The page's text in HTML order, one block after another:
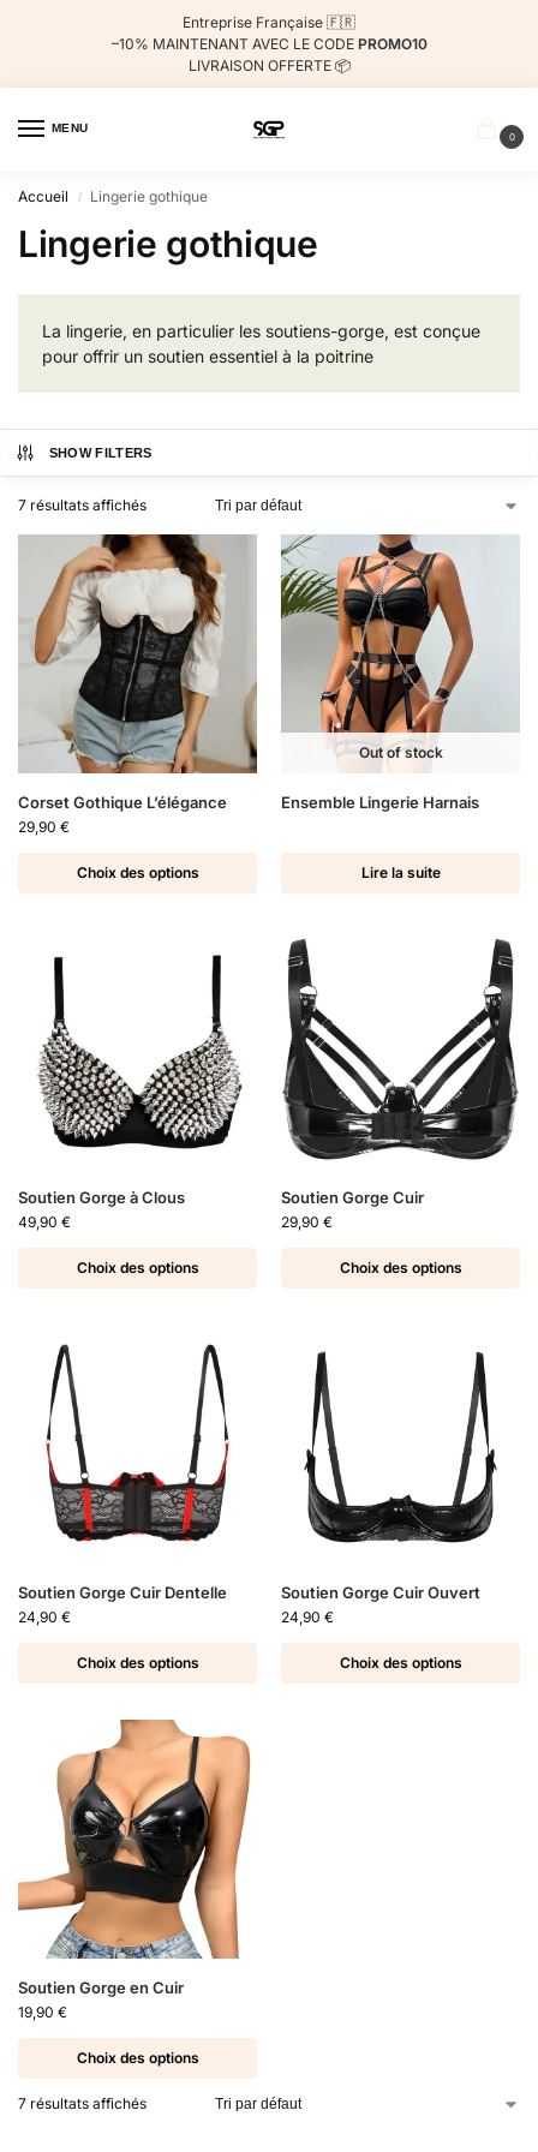
Entreprise Française 🇫🇷
–10% MAINTENANT AVEC LE CODE PROMO10
LIVRAISON OFFERTE 📦
MENU
0
Accueil / Lingerie gothique
Lingerie gothique
La lingerie, en particulier les soutiens-gorge, est conçue
pour offrir un soutien essentiel à la poitrine
SHOW FILTERS
7 résultats affichés
Corset Gothique L’élégance
29,90 €
Choix des options
Out of stock
Ensemble Lingerie Harnais
Lire la suite
Soutien Gorge à Clous
49,90 €
Choix des options
Soutien Gorge Cuir
29,90 €
Choix des options
Soutien Gorge Cuir Dentelle
24,90 €
Choix des options
Soutien Gorge Cuir Ouvert
24,90 €
Choix des options
Soutien Gorge en Cuir
19,90 €
Choix des options
7 résultats affichés